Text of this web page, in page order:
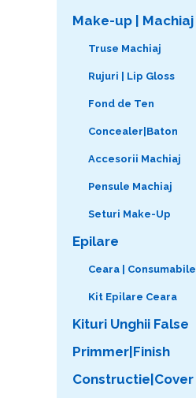
Make-up | Machiaj
Truse Machiaj
Rujuri | Lip Gloss
Fond de Ten
Concealer|Baton
Accesorii Machiaj
Pensule Machiaj
Seturi Make-Up
Epilare
Ceara | Consumabile
Kit Epilare Ceara
Kituri Unghii False
Primmer|Finish
Constructie|Cover